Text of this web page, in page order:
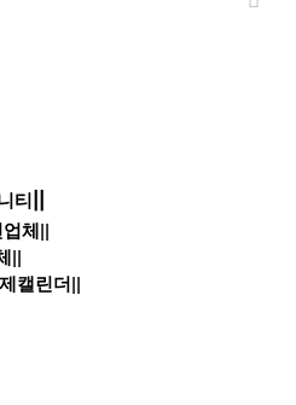
티
체||
||
캘린더||